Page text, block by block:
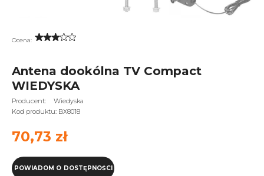
Ocena:
Antena dookólna TV Compact
WIEDYSKA
Producent:
Wiedyska
Kod produktu: BX8018
70,73 zł
POWIADOM O DOSTĘPNOŚCI